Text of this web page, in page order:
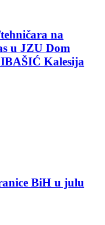
na
u JZU Dom
Kalesija
BiH u julu